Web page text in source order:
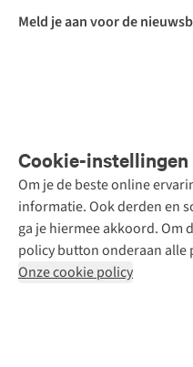
Cookie-
Om je de beste online
informatie. Ook derden en
ga je hiermee akkoord. Om
policy button onderaan alle
Onze cookie policy
Meld je aan voor de
Retail Concepts
N.V.,
Smallandlaan
9, 2660